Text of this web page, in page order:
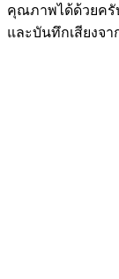
คุณภาพได้ด้วยครั
และบันทึกเสียงจา